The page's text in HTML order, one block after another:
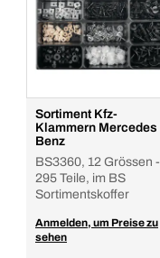
Sortiment Kfz-
Klammern Mercedes
Benz
BS3360, 12 Grössen -
295 Teile, im BS
Sortimentskoffer
Anmelden, um Preise zu
sehen